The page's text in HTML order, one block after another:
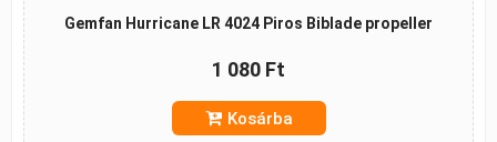
Gemfan Hurricane LR 4024 Piros Biblade propeller
1 080 Ft
Kosárba